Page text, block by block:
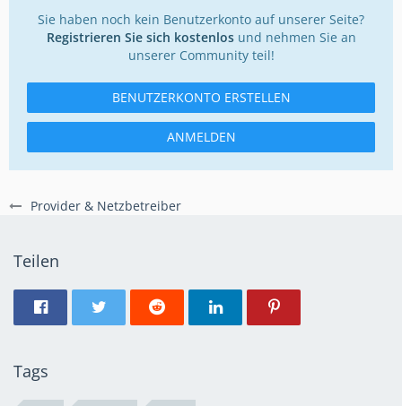
Provider & Netzbetreiber
Sie haben noch kein Benutzerkonto auf unserer Seite?
Registrieren Sie sich kostenlosund nehmen Sie an
unserer Community teil!
BENUTZERKONTO ERSTELLEN
ANMELDEN
Teilen
Tags